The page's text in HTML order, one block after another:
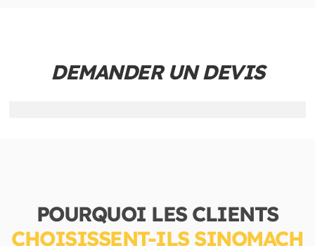
DEMANDER UN DEVIS
POURQUOI LES CLIENTS
CHOISISSENT-ILS SINOMACH